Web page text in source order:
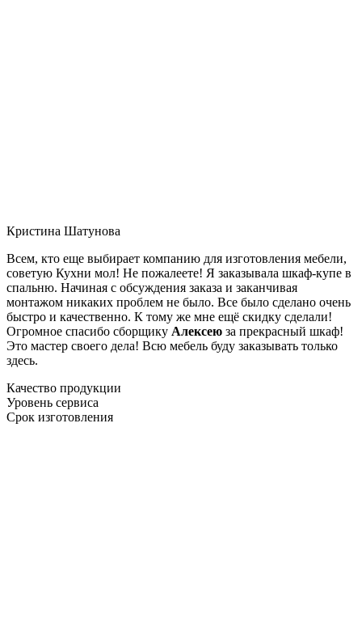
Кристина Шатунова
Всем, кто еще выбирает компанию для изготовления мебели,
советую Кухни мол! Не пожалеете! Я заказывала шкаф-купе в
спальню. Начиная с обсуждения заказа и заканчивая
монтажом никаких проблем не было. Все было сделано очень
быстро и качественно. К тому же мне ещё скидку сделали!
Огромное спасибо сборщику Алексею за прекрасный шкаф!
Это мастер своего дела! Всю мебель буду заказывать только
здесь.
Качество продукции
Уровень сервиса
Срок изготовления